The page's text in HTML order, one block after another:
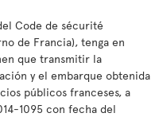
Code de sécurité
de Francia), tenga en
que transmitir la
y el embarque obtenida
públicos franceses, a
1095 con fecha del